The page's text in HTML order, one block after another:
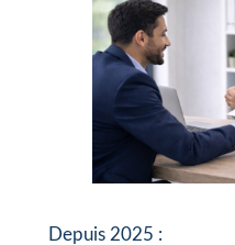
Depuis 2025 :